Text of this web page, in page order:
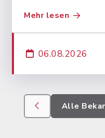
Mehr lesen
06.08.2026
Alle